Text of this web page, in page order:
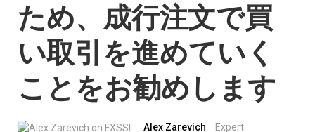
ため、成行注文で買
い取引を進めていく
ことをお勧めします
Alex Zarevich Expert